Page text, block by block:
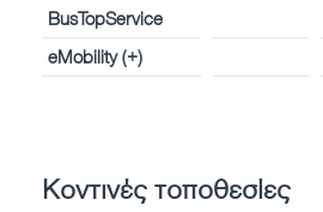
BusTopService
eMobility (+)
Κοντινές τοποθεσίες